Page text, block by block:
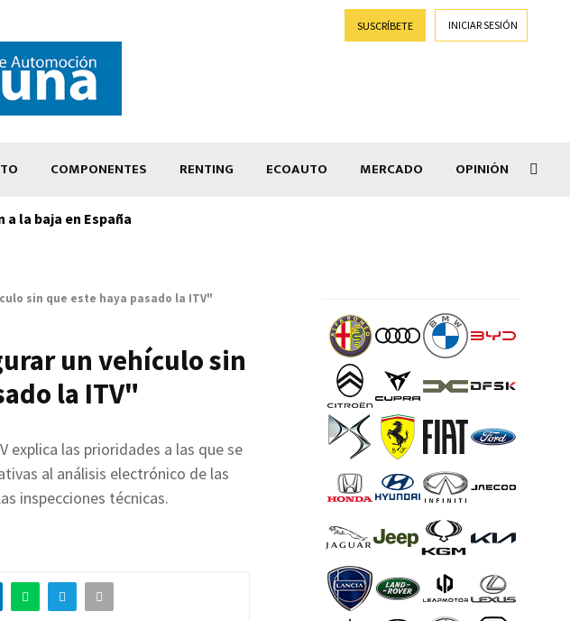
SUSCRÍBETE INICIAR SESIÓN
COMPONENTES RENTING ECOAUTO MERCADO OPINIÓN
la baja en España
sin que este haya pasado la ITV"
un vehículo sin
la ITV"
explica las prioridades a las que se
al análisis electrónico de las
inspecciones técnicas.